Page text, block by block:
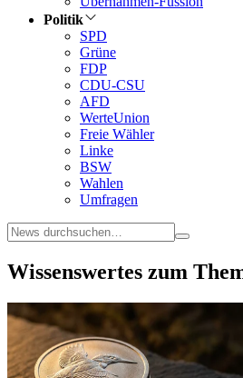
Politik
SPD
Grüne
FDP
CDU-CSU
AFD
WerteUnion
Freie Wähler
Linke
BSW
Wahlen
Umfragen
Wissenswertes zum